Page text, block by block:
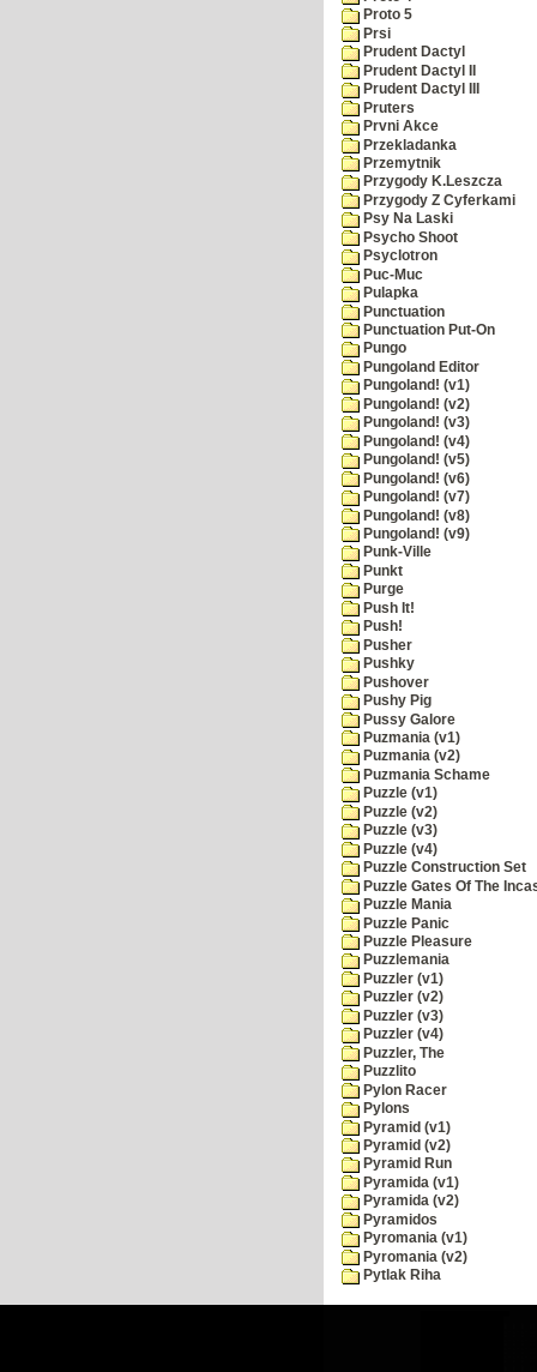
Proto 5
Prsi
Prudent Dactyl
Prudent Dactyl II
Prudent Dactyl III
Pruters
Prvni Akce
Przekladanka
Przemytnik
Przygody K.Leszcza
Przygody Z Cyferkami
Psy Na Laski
Psycho Shoot
Psyclotron
Puc-Muc
Pulapka
Punctuation
Punctuation Put-On
Pungo
Pungoland Editor
Pungoland! (v1)
Pungoland! (v2)
Pungoland! (v3)
Pungoland! (v4)
Pungoland! (v5)
Pungoland! (v6)
Pungoland! (v7)
Pungoland! (v8)
Pungoland! (v9)
Punk-Ville
Punkt
Purge
Push It!
Push!
Pusher
Pushky
Pushover
Pushy Pig
Pussy Galore
Puzmania (v1)
Puzmania (v2)
Puzmania Schame
Puzzle (v1)
Puzzle (v2)
Puzzle (v3)
Puzzle (v4)
Puzzle Construction Set
Puzzle Gates Of The
Puzzle Mania
Puzzle Panic
Puzzle Pleasure
Puzzlemania
Puzzler (v1)
Puzzler (v2)
Puzzler (v3)
Puzzler (v4)
Puzzler, The
Puzzlito
Pylon Racer
Pylons
Pyramid (v1)
Pyramid (v2)
Pyramid Run
Pyramida (v1)
Pyramida (v2)
Pyramidos
Pyromania (v1)
Pyromania (v2)
Pytlak Riha